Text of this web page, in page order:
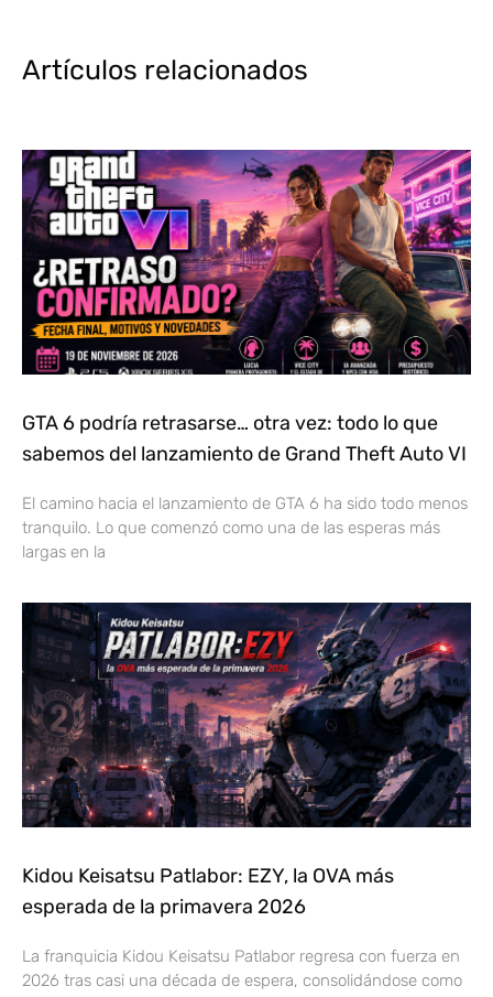
Artículos relacionados
GTA 6 podría retrasarse… otra vez: todo lo que
sabemos del lanzamiento de Grand Theft Auto VI
El camino hacia el lanzamiento de GTA 6 ha sido todo menos
tranquilo. Lo que comenzó como una de las esperas más
largas en la
Kidou Keisatsu Patlabor: EZY, la OVA más
esperada de la primavera 2026
La franquicia Kidou Keisatsu Patlabor regresa con fuerza en
2026 tras casi una década de espera, consolidándose como